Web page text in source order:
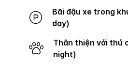
Bãi đậu xe trong khuôn viên (24 CHF /
day)
Thân thiện với thú cưng (30 CHF /
night)